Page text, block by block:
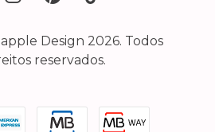
Design 2026. Todos
reservados.